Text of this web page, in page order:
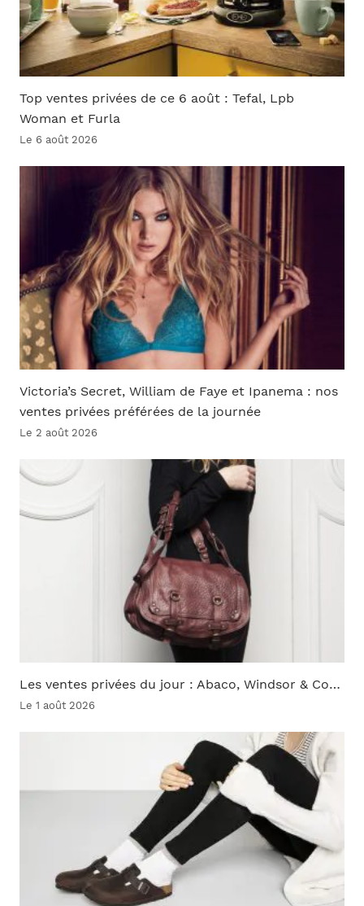
Top ventes privées de ce 6 août : Tefal, Lpb
Woman et Furla
Le 6 août 2026
Victoria’s Secret, William de Faye et Ipanema : nos
ventes privées préférées de la journée
Le 2 août 2026
Les ventes privées du jour : Abaco, Windsor & Co…
Le 1 août 2026